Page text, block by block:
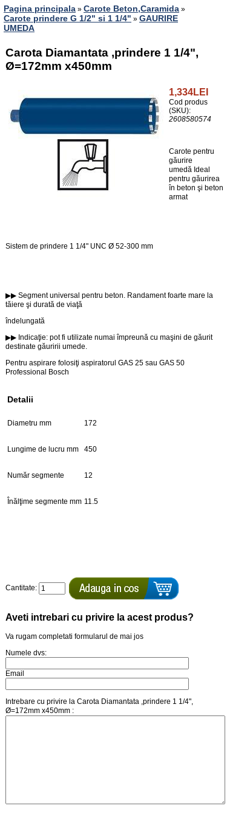
Pagina principala » Carote Beton,Caramida »
Carote prindere G 1/2" si 1 1/4" » GAURIRE
UMEDA
Carota Diamantata ,prindere 1 1/4",
Ø=172mm x450mm
1,334LEI
Cod produs
(SKU):
2608580574
Carote pentru
găurire
umedă Ideal
pentru găurirea
în beton şi beton
armat
Sistem de prindere 1 1/4" UNC Ø 52-300 mm
▶▶ Segment universal pentru beton. Randament foarte mare la
tăiere şi durată de viaţă
îndelungată
▶▶ Indicaţie: pot fi utilizate numai împreună cu maşini de găurit
destinate găuririi umede.
Pentru aspirare folosiţi aspiratorul GAS 25 sau GAS 50
Professional Bosch
Detalii
Diametru mm 172
Lungime de lucru mm 450
Număr segmente 12
Înălţime segmente mm 11.5
Cantitate:
Aveti intrebari cu privire la acest produs?
Va rugam completati formularul de mai jos
Numele dvs:
Email
Intrebare cu privire la Carota Diamantata ,prindere 1 1/4",
Ø=172mm x450mm :